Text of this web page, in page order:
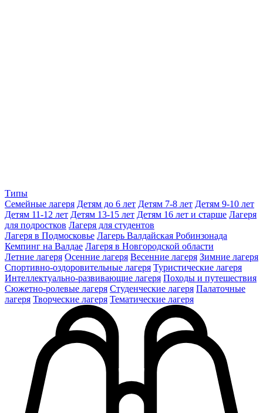
Типы
Семейные лагеря Детям до 6 лет Детям 7-8 лет Детям 9-10 лет
Детям 11-12 лет Детям 13-15 лет Детям 16 лет и старше Лагеря
для подростков Лагеря для студентов
Лагеря в Подмосковье Лагерь Валдайская Робинзонада
Кемпинг на Валдае Лагеря в Новгородской области
Летние лагеря Осенние лагеря Весенние лагеря Зимние лагеря
Спортивно-оздоровительные лагеря Туристические лагеря
Интеллектуально-развивающие лагеря Походы и путешествия
Сюжетно-ролевые лагеря Студенческие лагеря Палаточные
лагеря Творческие лагеря Тематические лагеря